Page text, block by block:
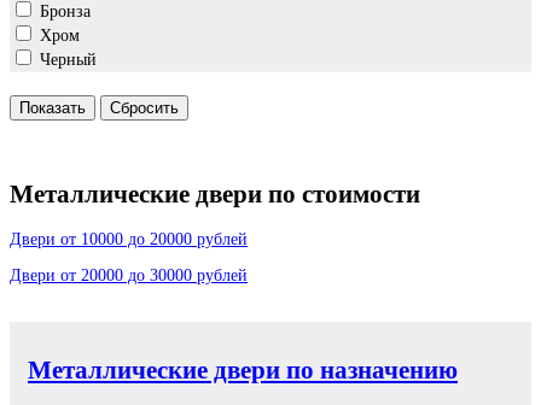
Бронза
Хром
Черный
Металлические двери по стоимости
Двери от 10000 до 20000 рублей
Двери от 20000 до 30000 рублей
Металлические двери по назначению